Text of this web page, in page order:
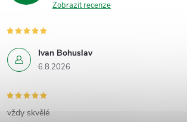
Zobrazit recenze
Ivan Bohuslav
6.8.2026
vždy skvělé